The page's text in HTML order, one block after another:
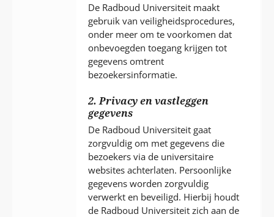
De Radboud Universiteit maakt
gebruik van veiligheidsprocedures,
onder meer om te voorkomen dat
onbevoegden toegang krijgen tot
gegevens omtrent
bezoekersinformatie.
2. Privacy en vastleggen
gegevens
De Radboud Universiteit gaat
zorgvuldig om met gegevens die
bezoekers via de universitaire
websites achterlaten. Persoonlijke
gegevens worden zorgvuldig
verwerkt en beveiligd. Hierbij houdt
de Radboud Universiteit zich aan de